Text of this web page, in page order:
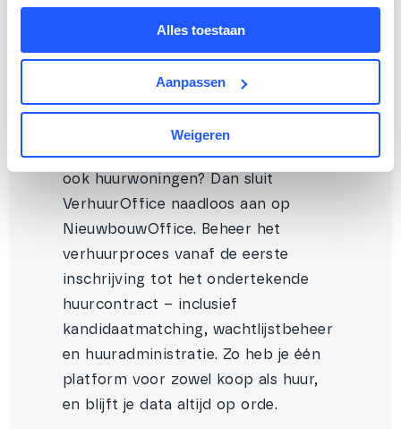
Alles toestaan
Aanpassen
Weigeren
VerhuurOffice: ook voor
Ontwikkel je naast koopwoningen
ook huurwoningen? Dan sluit
VerhuurOffice naadloos aan op
NieuwbouwOffice. Beheer het
verhuurproces vanaf de eerste
inschrijving tot het ondertekende
huurcontract – inclusief
kandidaatmatching, wachtlijstbeheer
en huuradministratie. Zo heb je één
platform voor zowel koop als huur,
en blijft je data altijd op orde.